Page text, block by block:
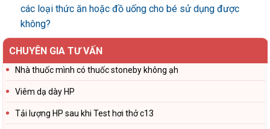
các loại thức ăn hoặc đồ uống cho bé sử dụng được
không?
CHUYÊN GIA TƯ VẤN
Nhà thuốc mình có thuốc stoneby không ạh
Viêm dạ dày HP
Tải lượng HP sau khi Test hơi thở c13